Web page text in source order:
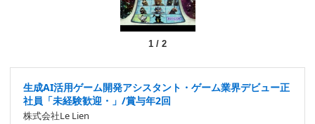
1/ 2
生成AI活用ゲーム開発アシスタント・ゲーム業界デビュー正
社員「未経験歓迎・」/賞与年2回
株式会社Le Lien